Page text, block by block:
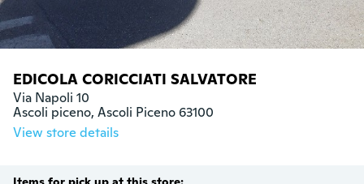
EDICOLA CORICCIATI SALVATORE
Via Napoli 10
Ascoli piceno, Ascoli Piceno 63100
View store details